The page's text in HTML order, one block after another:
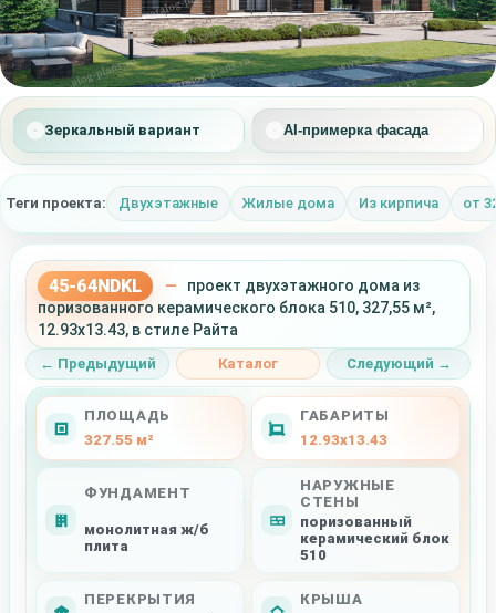
Зеркальный вариант AI-примерка фасада
Теги проекта: Двухэтажные Жилые дома Из кирпича от
45-64NDKL —
проект двухэтажного дома из
поризованного керамического блока 510, 327,55 м²,
12.93x13.43, в стиле Райта
← Предыдущий Каталог Следующий →
ПЛОЩАДЬ
327.55 м²
ГАБАРИТЫ
12.93x13.43
ФУНДАМЕНТ
монолитная ж/б
плита
НАРУЖНЫЕ
СТЕНЫ
поризованный
керамический блок
510
ПЕРЕКРЫТИЯ
КРЫША